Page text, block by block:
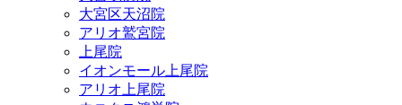
大宮区天沼院
アリオ鷲宮院
上尾院
イオンモール上尾院
アリオ上尾院